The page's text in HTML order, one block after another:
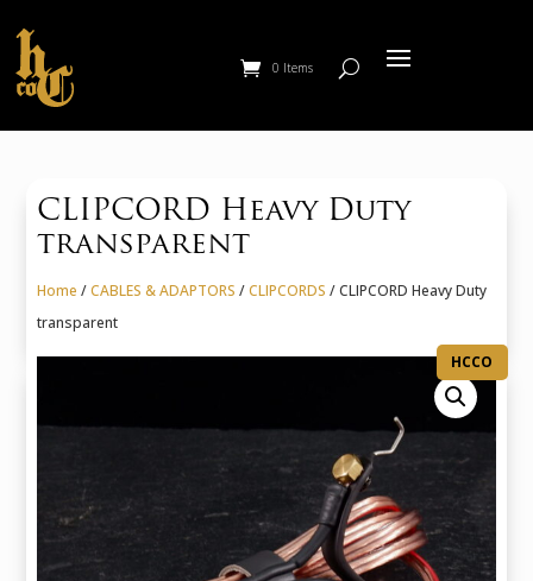
0 Items
CLIPCORD Heavy Duty
transparent
Home /CABLES & ADAPTORS /CLIPCORDS / CLIPCORD Heavy Duty
transparent
HCCO